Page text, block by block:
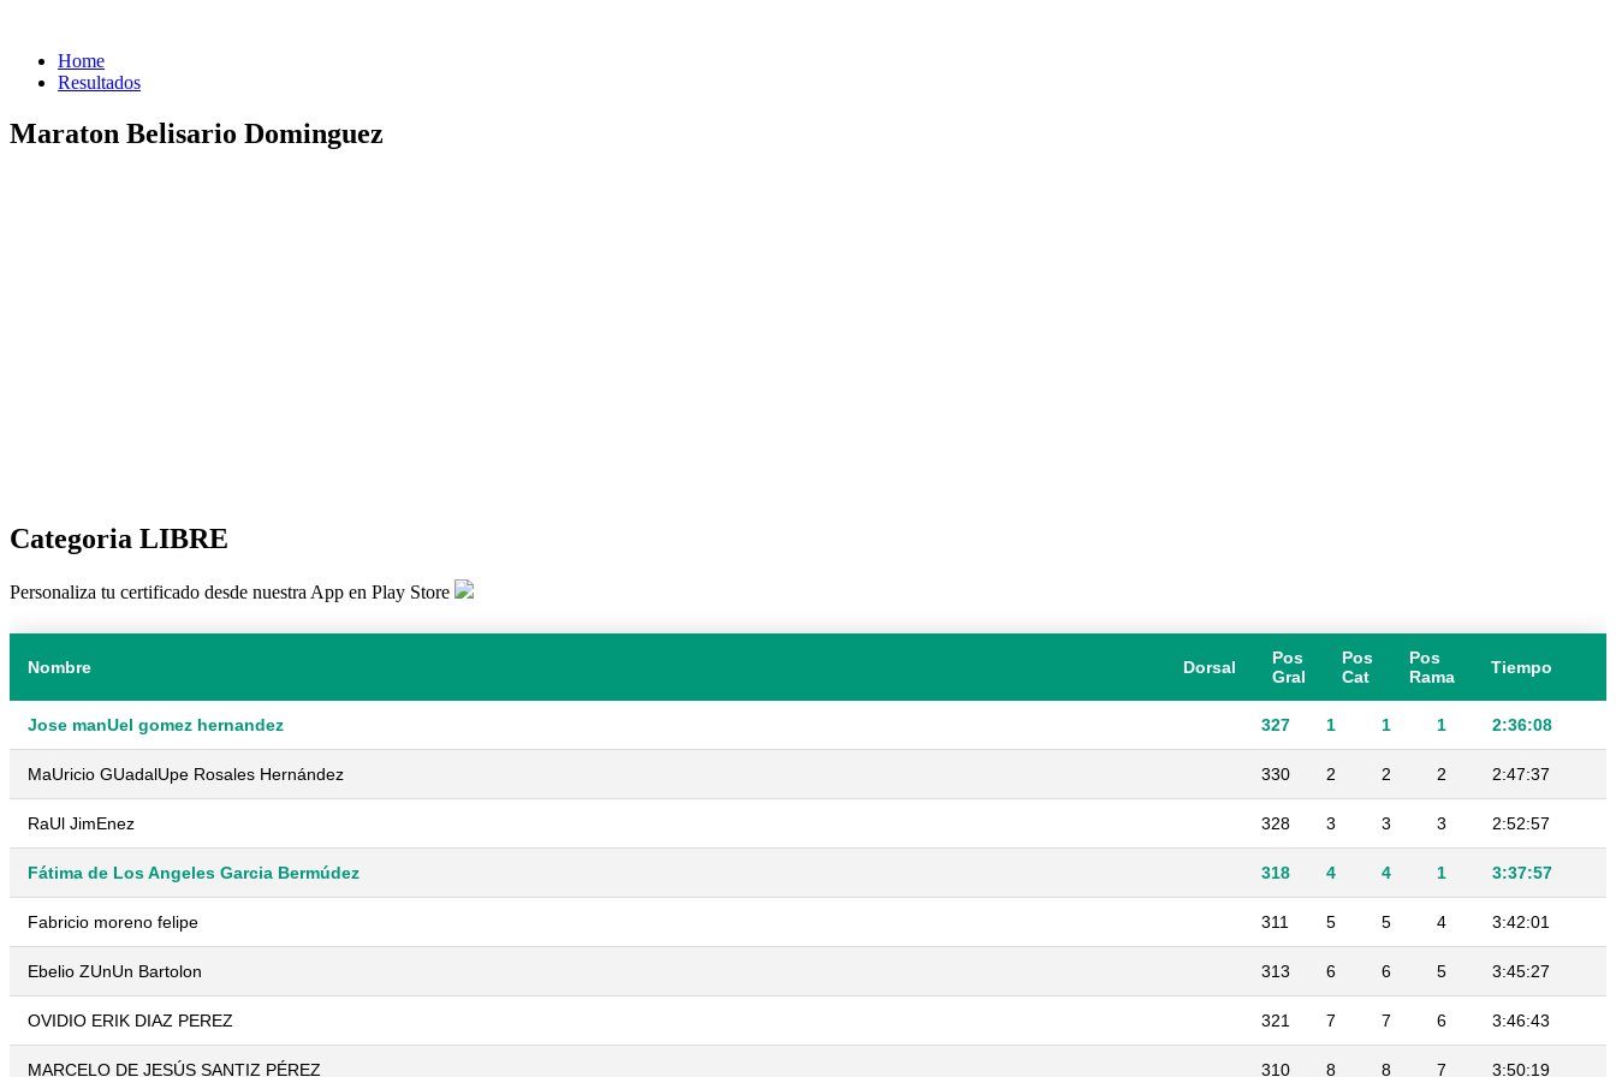
Home
Resultados
Maraton Belisario Dominguez
Categoria LIBRE
Personaliza tu certificado desde nuestra App en Play Store
Nombre Dorsal
Pos
Gral
Pos
Cat
Pos
Rama
Tiempo
Jose manUel gomez hernandez 327 1 1 1 2:36:08
MaUricio GUadalUpe Rosales Hernández 330 2 2 2 2:47:37
RaUl JimEnez 328 3 3 3 2:52:57
Fátima de Los Angeles Garcia Bermúdez 318 4 4 1 3:37:57
Fabricio moreno felipe 311 5 5 4 3:42:01
Ebelio ZUnUn Bartolon 313 6 6 5 3:45:27
OVIDIO ERIK DIAZ PEREZ 321 7 7 6 3:46:43
MARCELO DE JESÚS SANTIZ PÉREZ 310 8 8 7 3:50:19